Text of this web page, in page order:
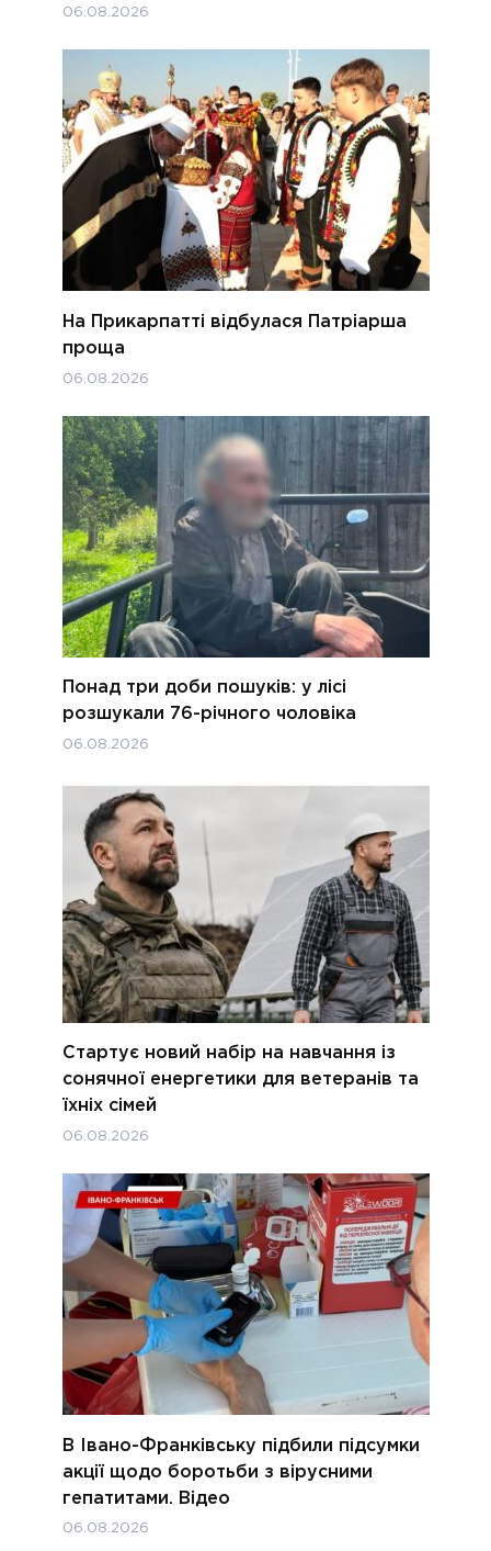
06.08.2026
На Прикарпатті відбулася Патріарша
проща
06.08.2026
Понад три доби пошуків: у лісі
розшукали 76-річного чоловіка
06.08.2026
Стартує новий набір на навчання із
сонячної енергетики для ветеранів та
їхніх сімей
06.08.2026
В Івано-Франківську підбили підсумки
акції щодо боротьби з вірусними
гепатитами. Відео
06.08.2026